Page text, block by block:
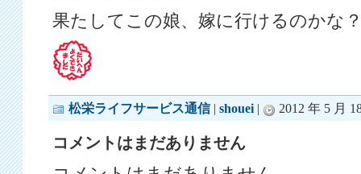
果たしてこの娘、嫁に行けるのかな
松栄ライフサービス通信 | shouei | 2012 年 5 月
コメントはまだありません